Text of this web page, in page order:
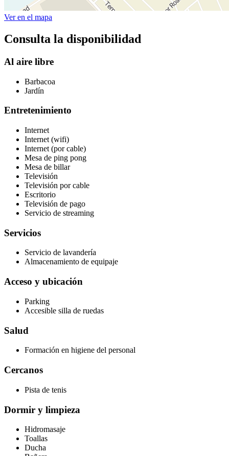
Ver en el mapa
Consulta la disponibilidad
Al aire libre
Barbacoa
Jardín
Entretenimiento
Internet
Internet (wifi)
Internet (por cable)
Mesa de ping pong
Mesa de billar
Televisión
Televisión por cable
Escritorio
Televisión de pago
Servicio de streaming
Servicios
Servicio de lavandería
Almacenamiento de equipaje
Acceso y ubicación
Parking
Accesible silla de ruedas
Salud
Formación en higiene del personal
Cercanos
Pista de tenis
Dormir y limpieza
Hidromasaje
Toallas
Ducha